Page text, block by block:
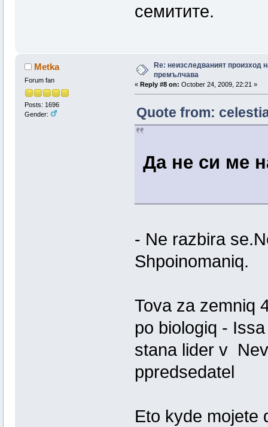
семитите.
Metka
Forum fan
Posts: 1696
Gender:
Re: неизследваният произход
премълчава
« Reply #8 on: October 24, 2009, 22:21 »
Quote from:
Да не си ме
- Ne razbira
Shpoinomaniq.
Tova za zemniq
po biologiq -
stana lider v
ppredsedatel
Eto kyde mojete